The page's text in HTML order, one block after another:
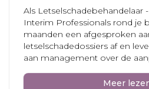
Als Letselschadebehandelaar
Interim Professionals rond je
maanden een afgesproken
letselschadedossiers af en
aan management over de
Meer